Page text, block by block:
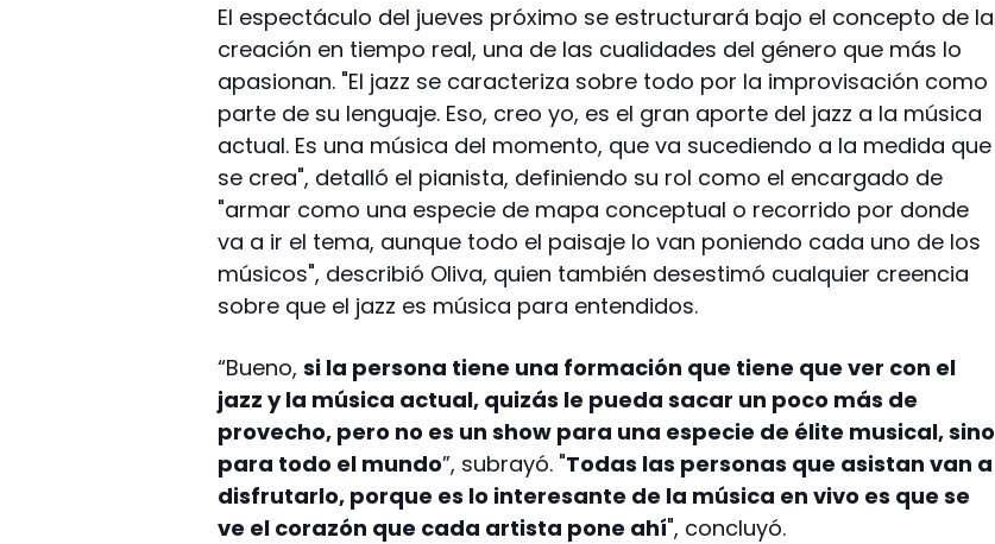
El espectáculo del jueves próximo se estructurará bajo el concepto de la
creación en tiempo real, una de las cualidades del género que más lo
apasionan. "El jazz se caracteriza sobre todo por la improvisación como
parte de su lenguaje. Eso, creo yo, es el gran aporte del jazz a la música
actual. Es una música del momento, que va sucediendo a la medida que
se crea", detalló el pianista, definiendo su rol como el encargado de
"armar como una especie de mapa conceptual o recorrido por donde
va a ir el tema, aunque todo el paisaje lo van poniendo cada uno de los
músicos", describió Oliva, quien también desestimó cualquier creencia
sobre que el jazz es música para entendidos.
“Bueno,si la persona tiene una formación que tiene que ver con el
jazz y la música actual, quizás le pueda sacar un poco más de
provecho, pero no es un show para una especie de élite musical, sino
para todo el mundo”, subrayó. "Todas las personas que asistan van a
disfrutarlo, porque es lo interesante de la música en vivo es que se
ve el corazón que cada artista pone ahí", concluyó.